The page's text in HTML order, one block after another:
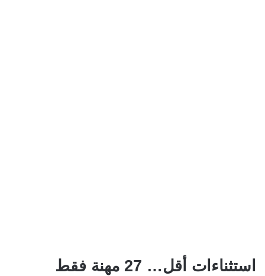
استثناءات أقل… 27 مهنة فقط